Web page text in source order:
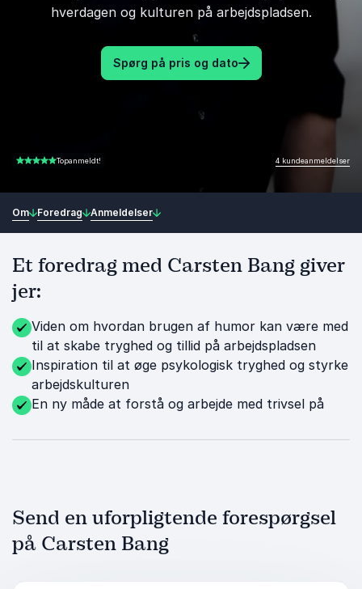
hverdagen og kulturen på arbejdspladsen.
Spørg på pris og dato
5.00 ud af 5Topanmeldt! 4 kundeanmeldelser
Om Foredrag Anmeldelser
Et foredrag med Carsten Bang giver
jer:
Viden om hvordan brugen af humor kan være med
til at skabe tryghed og tillid på arbejdspladsen
Inspiration til at øge psykologisk tryghed og styrke
arbejdskulturen
En ny måde at forstå og arbejde med trivsel på
Send en uforpligtende forespørgsel
på Carsten Bang